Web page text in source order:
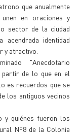
que anualmente
en oraciones y
sector de la ciudad
acendrada identidad
y atractivo.
"Anecdotario
partir de lo que en el
es recuerdos que se
los antiguos vecinos
y quiénes fueron los
Nº8 de la Colonia